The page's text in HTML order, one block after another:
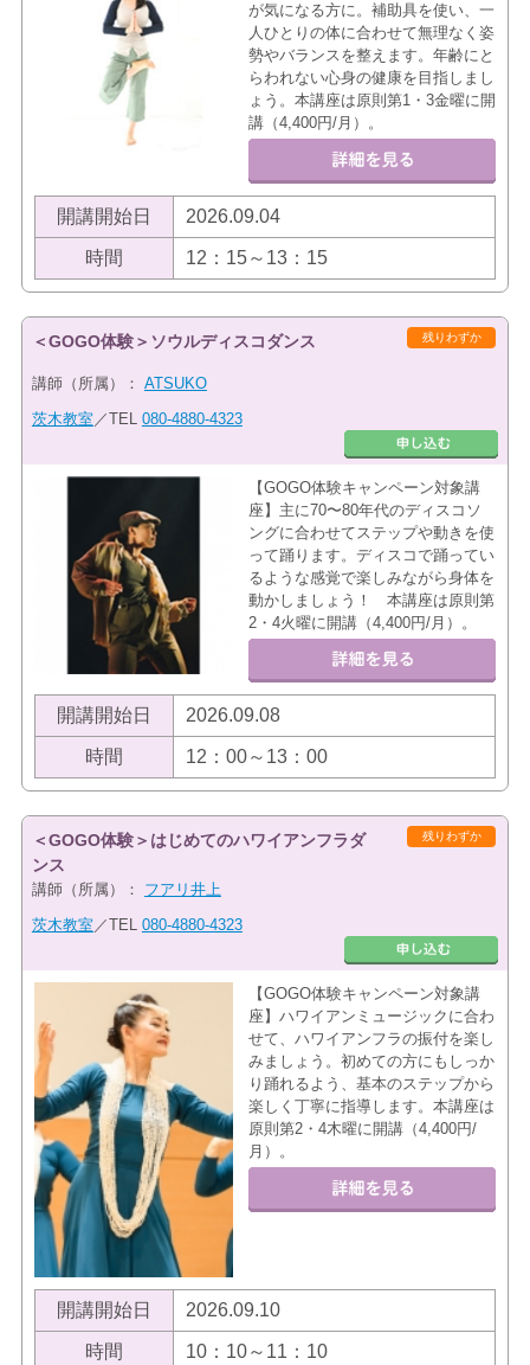
が気になる方に。補助具を使い、一
人ひとりの体に合わせて無理なく姿
勢やバランスを整えます。年齢にと
らわれない心身の健康を目指しまし
ょう。本講座は原則第1・3金曜に開
講（4,400円/月）。
開講開始日 2026.09.04
時間 12：15～13：15
残りわずか
＜GOGO体験＞ソウルディスコダンス
講師（所属）： ATSUKO
茨木教室 ／TEL 080-4880-4323
【GOGO体験キャンペーン対象講
座】主に70〜80年代のディスコソ
ングに合わせてステップや動きを使
って踊ります。ディスコで踊ってい
るような感覚で楽しみながら身体を
動かしましょう！ 本講座は原則第
2・4火曜に開講（4,400円/月）。
開講開始日 2026.09.08
時間 12：00～13：00
残りわずか
＜GOGO体験＞はじめてのハワイアンフラダ
ンス
講師（所属）： フアリ井上
茨木教室 ／TEL 080-4880-4323
【GOGO体験キャンペーン対象講
座】ハワイアンミュージックに合わ
せて、ハワイアンフラの振付を楽し
みましょう。初めての方にもしっか
り踊れるよう、基本のステップから
楽しく丁寧に指導します。本講座は
原則第2・4木曜に開講（4,400円/
月）。
開講開始日 2026.09.10
時間 10：10～11：10